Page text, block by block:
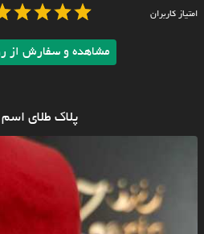
امتیاز کاربران
مشاهده و سفارش از
پلاک طلای